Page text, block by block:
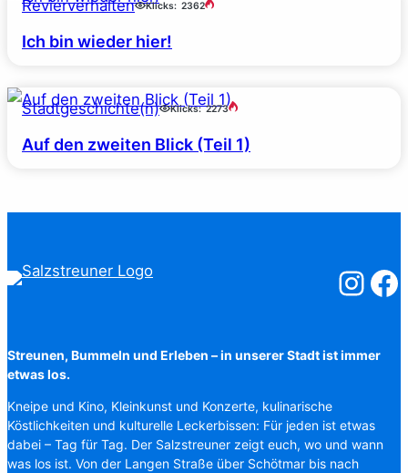
Revierverhalten Klicks: 2362
Ich bin wieder hier!
Stadtgeschichte(n) Klicks: 2273
Auf den zweiten Blick (Teil 1)
Streunen, Bummeln und Erleben – in unserer Stadt ist immer
etwas los.
Kneipe und Kino, Kleinkunst und Konzerte, kulinarische
Köstlichkeiten und kulturelle Leckerbissen: Für jeden ist etwas
dabei – Tag für Tag. Der Salzstreuner zeigt euch, wo und wann
was los ist. Von der Langen Straße über Schötmar bis nach